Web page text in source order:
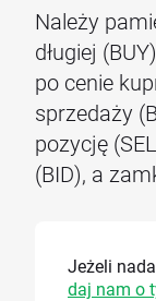
Należy
długiej
po cenie
sprzedaży
pozycję
(BID), a
Jeżeli
daj nam o